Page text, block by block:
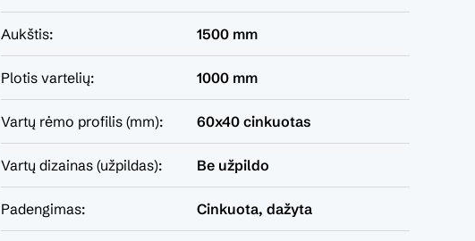
Aukštis: 1500 mm
Plotis vartelių: 1000 mm
Vartų rėmo profilis (mm): 60x40 cinkuotas
Vartų dizainas (užpildas): Be užpildo
Padengimas: Cinkuota, dažyta